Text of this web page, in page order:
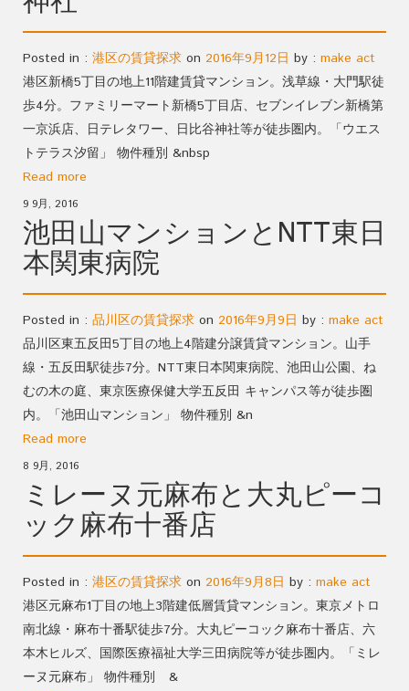
Posted in : 港区の賃貸探求 on 2016年9月12日 by : make act
港区新橋5丁目の地上11階建賃貸マンション。浅草線・大門駅徒
歩4分。ファミリーマート新橋5丁目店、セブンイレブン新橋第
一京浜店、日テレタワー、日比谷神社等が徒歩圏内。「ウエス
トテラス汐留」 物件種別 &nbsp
Read more
9 9月, 2016
池田山マンションとNTT東日
本関東病院
Posted in : 品川区の賃貸探求 on 2016年9月9日 by : make act
品川区東五反田5丁目の地上4階建分譲賃貸マンション。山手
線・五反田駅徒歩7分。NTT東日本関東病院、池田山公園、ね
むの木の庭、東京医療保健大学五反田 キャンパス等が徒歩圏
内。「池田山マンション」 物件種別 &n
Read more
8 9月, 2016
ミレーヌ元麻布と大丸ピーコ
ック麻布十番店
Posted in : 港区の賃貸探求 on 2016年9月8日 by : make act
港区元麻布1丁目の地上3階建低層賃貸マンション。東京メトロ
南北線・麻布十番駅徒歩7分。大丸ピーコック麻布十番店、六
本木ヒルズ、国際医療福祉大学三田病院等が徒歩圏内。「ミレ
ーヌ元麻布」 物件種別 &